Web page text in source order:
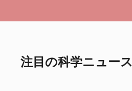
注目の科学ニュース